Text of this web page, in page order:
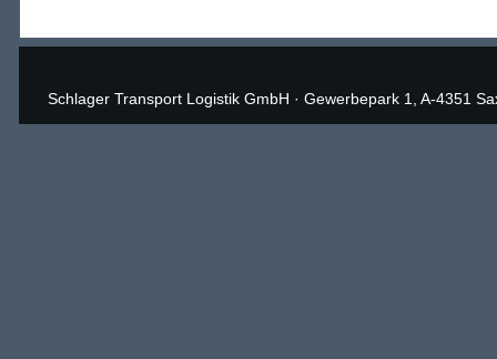
Schlager Transport Logistik GmbH · Gewerbepark 1, A-4351